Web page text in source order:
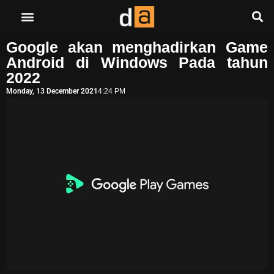
Google akan menghadirkan Game
Android di Windows Pada tahun
2022
Monday, 13 December 20214:24 PM